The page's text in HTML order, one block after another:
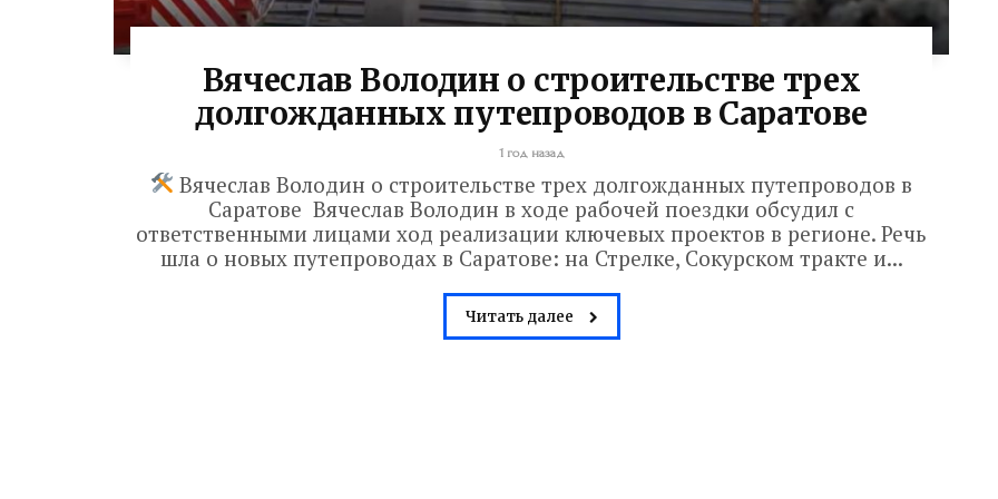
Вячеслав Володин о строительстве трех
долгожданных путепроводов в Саратове
1 год назад
Вячеслав Володин о строительстве трех долгожданных путепроводов в
Саратове Вячеслав Володин в ходе рабочей поездки обсудил с
ответственными лицами ход реализации ключевых проектов в регионе. Речь
шла о новых путепроводах в Саратове: на Стрелке, Сокурском тракте и...
Читать далее